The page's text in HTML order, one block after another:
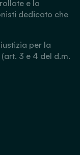
e la
dedicato che
per la
3 e 4 del d.m.